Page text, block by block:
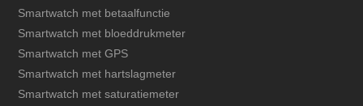
Smartwatch met betaalfunctie
Smartwatch met bloeddrukmeter
Smartwatch met GPS
Smartwatch met hartslagmeter
Smartwatch met saturatiemeter